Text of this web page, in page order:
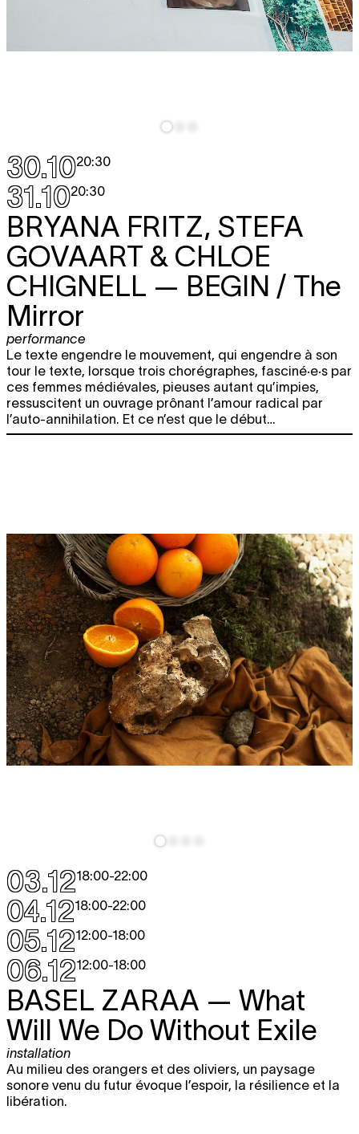
30.1020:30
31.1020:30
BRYANA FRITZ, STEFA
GOVAART & CHLOE
CHIGNELL — BEGIN / The
Mirror
performance
Le texte engendre le mouvement, qui engendre à son
tour le texte, lorsque trois chorégraphes, fasciné·e·s par
ces femmes médiévales, pieuses autant qu’impies,
ressuscitent un ouvrage prônant l’amour radical par
l’auto-annihilation. Et ce n’est que le début…
03.1218:00-22:00
04.1218:00-22:00
05.1212:00-18:00
06.1212:00-18:00
BASEL ZARAA — What
Will We Do Without Exile
installation
Au milieu des orangers et des oliviers, un paysage
sonore venu du futur évoque l’espoir, la résilience et la
libération.